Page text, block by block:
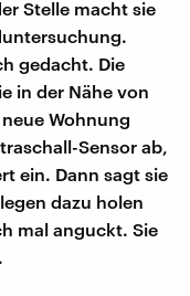
Stelle macht sie
gedacht. Die
in der Nähe von
Wohnung
Sensor ab,
ein. Dann sagt sie
dazu holen
mal anguckt. Sie